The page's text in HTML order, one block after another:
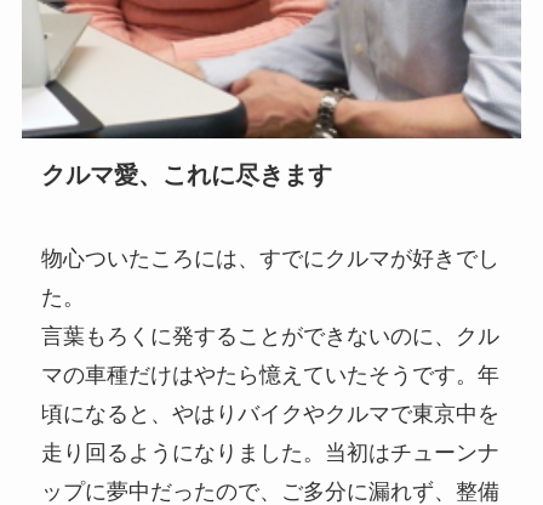
クルマ愛、これに尽きます
物心ついたころには、すでにクルマが好きでし
た。
言葉もろくに発することができないのに、クル
マの車種だけはやたら憶えていたそうです。年
頃になると、やはりバイクやクルマで東京中を
走り回るようになりました。当初はチューンナ
ップに夢中だったので、ご多分に漏れず、整備